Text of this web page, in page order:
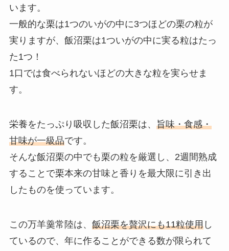
います。
一般的な栗は1つのいがの中に3つほどの栗の粒が
実りますが、飯沼栗は1ついがの中に実る粒はたっ
た1つ！
1口では食べられないほどの大きな粒を実らせま
す。
栄養をたっぷり吸収した飯沼栗は、 旨味・食感・
甘味が一級品です。
そんな飯沼栗の中でも栗の粒を厳選し、2週間熟成
することで栗本来の甘味と香りを最大限に引き出
したものを使っています。
この万羊羹常陸は、 飯沼栗を贅沢にも11粒使用し
ているので、年に作ることができる数が限られて